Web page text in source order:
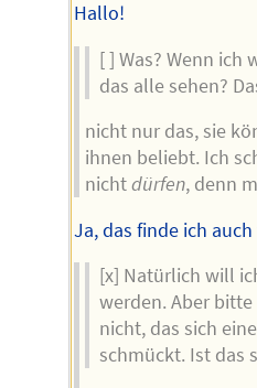
Hallo!
[ ] Was? Wenn
das alle sehen?
nicht nur das, sie
ihnen beliebt. Ich
nichtdürfen, denn
Ja, das finde ich
[x] Natürlich will
werden. Aber
nicht, das sich
schmückt. Ist das